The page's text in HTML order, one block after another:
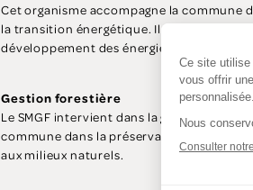
Cet organisme accompagne la commune
la transition énergétique. Il contribue
développement des énergies
Gestion forestière
Le SMGF intervient dans la gestion et
commune dans la préservation des
aux milieux naturels.